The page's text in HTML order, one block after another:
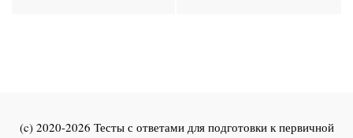
(c) 2020-2026 Тесты с ответами для подготовки к первичной